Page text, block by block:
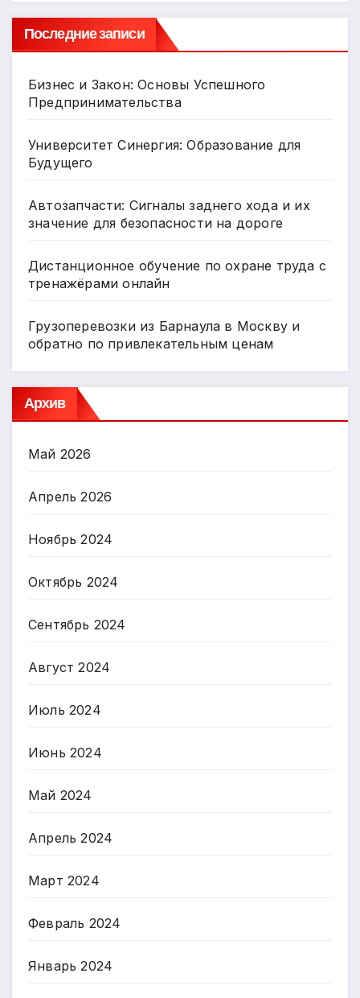
Последние записи
Бизнес и Закон: Основы Успешного
Предпринимательства
Университет Синергия: Образование для
Будущего
Автозапчасти: Сигналы заднего хода и их
значение для безопасности на дороге
Дистанционное обучение по охране труда с
тренажёрами онлайн
Грузоперевозки из Барнаула в Москву и
обратно по привлекательным ценам
Архив
Май 2026
Апрель 2026
Ноябрь 2024
Октябрь 2024
Сентябрь 2024
Август 2024
Июль 2024
Июнь 2024
Май 2024
Апрель 2024
Март 2024
Февраль 2024
Январь 2024